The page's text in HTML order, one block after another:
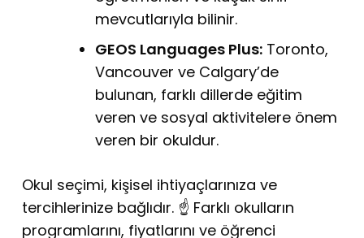
mevcutlarıyla bilinir.
GEOS Languages Plus: Toronto,
Vancouver ve Calgary’de
bulunan, farklı dillerde eğitim
veren ve sosyal aktivitelere önem
veren bir okuldur.
Okul seçimi, kişisel ihtiyaçlarınıza ve
tercihlerinize bağlıdır. ☝️ Farklı okulların
programlarını, fiyatlarını ve öğrenci